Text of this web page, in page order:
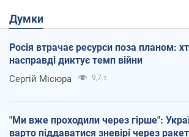
Думки
Росія втрачає ресурси поза планом:
насправді диктує темп війни
Сергій Місюра 9,7 т.
"Ми вже проходили через гірше":
варто піддаватися зневірі через